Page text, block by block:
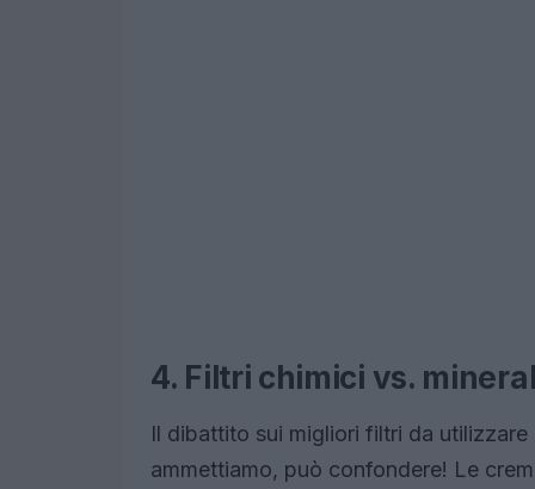
4. Filtri chimici vs.
Il dibattito sui migliori filtri da
ammettiamo, può confondere! Le